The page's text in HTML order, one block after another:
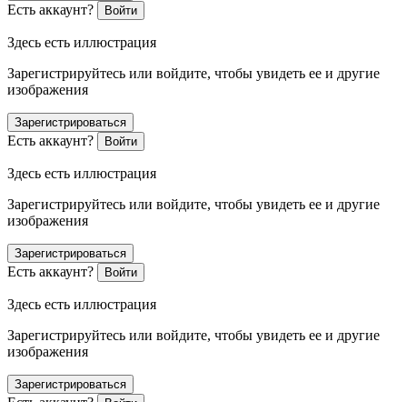
Есть аккаунт? Войти
Здесь есть иллюстрация
Зарегистрируйтесь или войдите, чтобы увидеть ее и другие
изображения
Зарегистрироваться
Есть аккаунт? Войти
Здесь есть иллюстрация
Зарегистрируйтесь или войдите, чтобы увидеть ее и другие
изображения
Зарегистрироваться
Есть аккаунт? Войти
Здесь есть иллюстрация
Зарегистрируйтесь или войдите, чтобы увидеть ее и другие
изображения
Зарегистрироваться